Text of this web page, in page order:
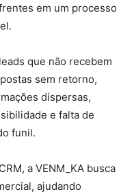
em um processo
que não recebem
sem retorno,
dispersas,
e falta de
funil.
a VENM_KA busca
ajudando